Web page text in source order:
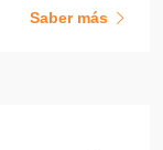
Saber más